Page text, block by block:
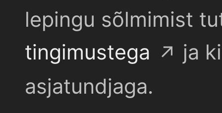
lepingu sõlmimist
tingimustega
ja
asjatundjaga.